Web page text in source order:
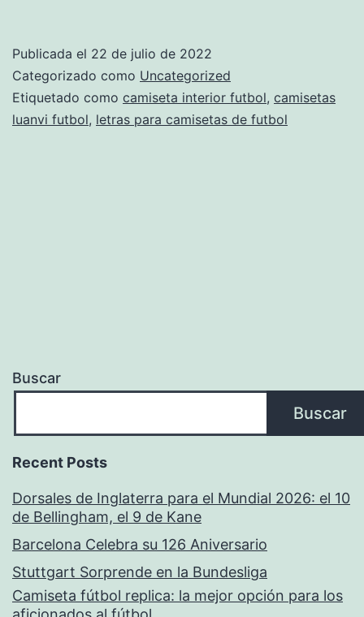
Madrid
Classic
2022
Publicada el 22 de julio de 2022
Categorizado como Uncategorized
Etiquetado como camiseta interior futbol, camisetas
luanvi futbol, letras para camisetas de futbol
Buscar
Buscar
Recent Posts
Dorsales de Inglaterra para el Mundial 2026: el 10
de Bellingham, el 9 de Kane
Barcelona Celebra su 126 Aniversario
Stuttgart Sorprende en la Bundesliga
Camiseta fútbol replica: la mejor opción para los